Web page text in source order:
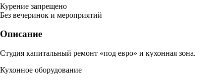
Курение запрещено
Без вечеринок и мероприятий
Описание
Студия капитальный ремонт «под евро» и кухонная зона.
Кухонное оборудование